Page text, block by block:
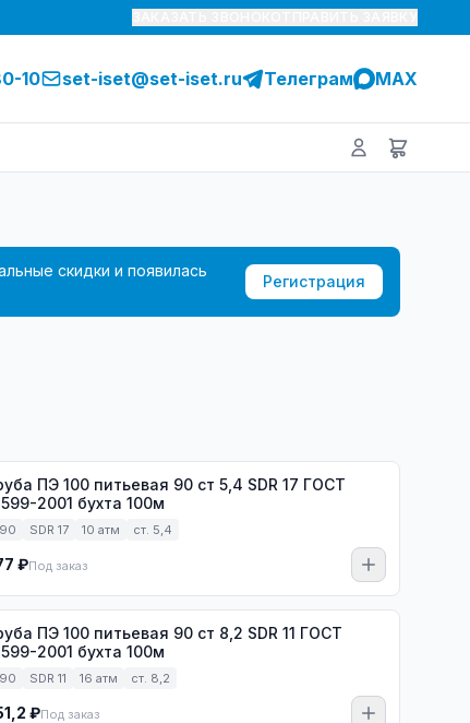
10 set-iset@set-iset.ru Телеграм MAX
скидки и появилась
Регистрация
ПЭ 100 питьевая 90 ст 5,4 SDR 17 ГОСТ
2001 бухта 100м
SDR 17 10 атм ст. 5,4
₽Под заказ
ПЭ 100 питьевая 90 ст 8,2 SDR 11 ГОСТ
2001 бухта 100м
SDR 11 16 атм ст. 8,2
₽Под заказ